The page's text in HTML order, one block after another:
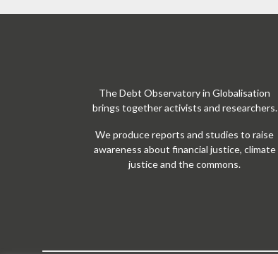
The Debt Observatory in Globalisation
brings together activists and researchers.
We produce reports and studies to raise
awareness about financial justice, climate
justice and the commons.